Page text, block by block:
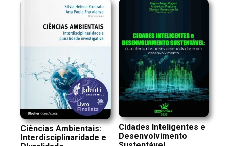
Ciências Ambientais:
Interdisciplinaridade e
Cidades Inteligentes e
Desenvolvimento